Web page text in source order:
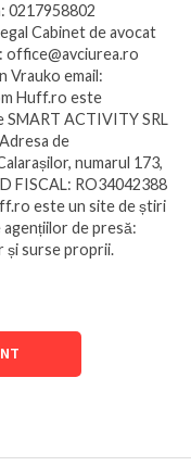
0217958802
Cabinet de avocat
office@avciurea.ro
Vrauko email:
Huff.ro este
ACTIVITY SRL
de
numarul 173,
FISCAL: RO34042388
este un site de știri
de presă:
și surse proprii.